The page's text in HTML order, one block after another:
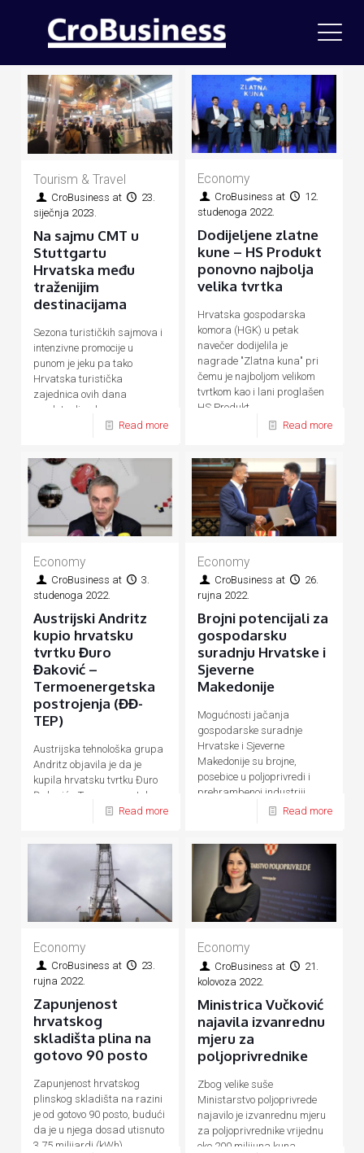
Tourism & Travel
CroBusiness at
23.
siječnja 2023.
Na sajmu CMT u
Stuttgartu
Hrvatska među
traženijim
destinacijama
Sezona turističkih sajmova i
intenzivne promocije u
punom je jeku pa tako
Hrvatska turistička
zajednica ovih dana
predstavlja ukupnu
hrvatsku turističku ponudu
Read more
Economy
CroBusiness at
12.
studenoga 2022.
Dodijeljene zlatne
kune – HS Produkt
ponovno najbolja
velika tvrtka
Hrvatska gospodarska
komora (HGK) u petak
navečer dodijelila je
nagrade "Zlatna kuna" pri
čemu je najboljom velikom
tvrtkom kao i lani proglašen
HS Produkt
Read more
Economy
CroBusiness at
3.
studenoga 2022.
Austrijski Andritz
kupio hrvatsku
tvrtku Đuro
Đaković –
Termoenergetska
postrojenja (ĐĐ-
TEP)
Austrijska tehnološka grupa
Andritz objavila je da je
kupila hrvatsku tvrtku Đuro
Đaković - Termoenergetska
postrojenja (ĐĐ-TEP)Read more
Economy
CroBusiness at
26.
rujna 2022.
Brojni potencijali za
gospodarsku
suradnju Hrvatske i
Sjeverne
Makedonije
Mogućnosti jačanja
gospodarske suradnje
Hrvatske i Sjeverne
Makedonije su brojne,
posebice u poljoprivredi i
prehrambenoj industriji,
energetici, prometu, turizmu
Read more
Economy
CroBusiness at
23.
rujna 2022.
Zapunjenost
hrvatskog
skladišta plina na
gotovo 90 posto
Zapunjenost hrvatskog
plinskog skladišta na razini
je od gotovo 90 posto, budući
da je u njega dosad utisnuto
3,75 milijardi (kWh)
Economy
CroBusiness at
21.
kolovoza 2022.
Ministrica Vučković
najavila izvanrednu
mjeru za
poljoprivrednike
Zbog velike suše
Ministarstvo poljoprivrede
najavilo je izvanrednu mjeru
za poljoprivrednike vrijednu
oko 200 milijuna kuna